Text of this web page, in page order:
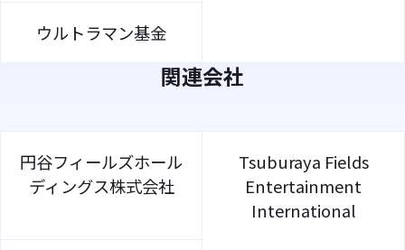
ウルトラマン基金
関連会社
円谷フィールズホール
ディングス株式会社
Tsuburaya Fields
Entertainment
International